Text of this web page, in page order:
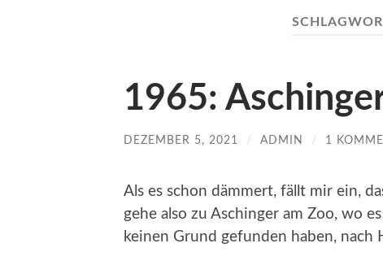
1965:
DEZEMBER 5, 2021 / ADMIN / 1
Als es schon dämmert, fällt mir ein,
gehe also zu Aschinger am Zoo, wo
keinen Grund gefunden haben, nach